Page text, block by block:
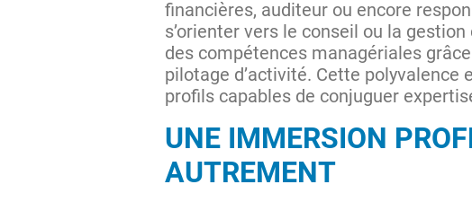
financières, auditeur ou encore
s’orienter vers le conseil ou la
des compétences managériales
pilotage d’activité. Cette
profils capables de conjuguer
UNE IMMERSION
AUTREMENT